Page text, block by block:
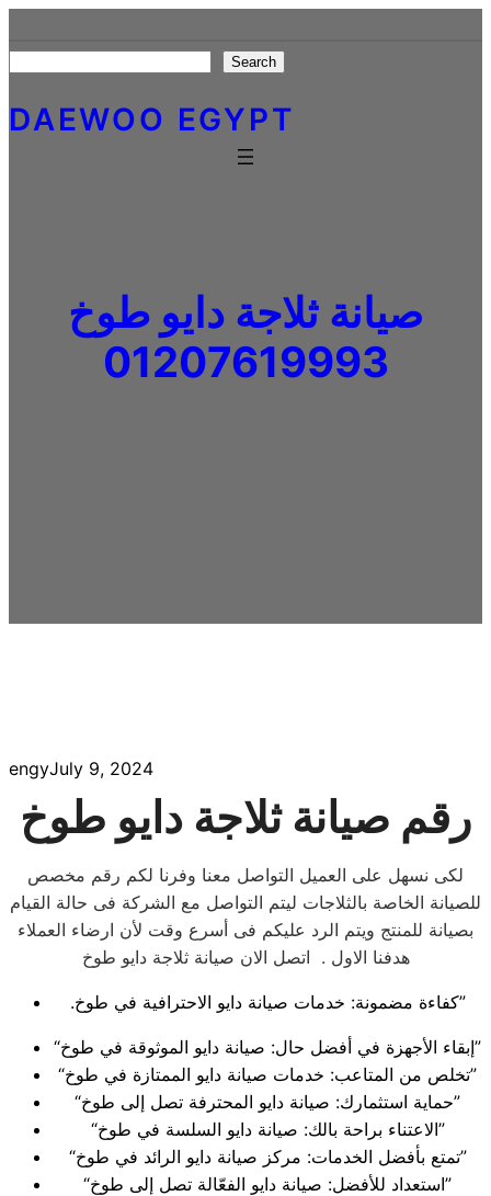
to
content
Search
DAEWOO EGYPT
صيانة ثلاجة دايو طوخ
01207619993
engyJuly 9, 2024
رقم صيانة ثلاجة دايو طوخ
لكى نسهل على العميل التواصل معنا وفرنا لكم رقم مخصص
للصيانة الخاصة بالثلاجات ليتم التواصل مع الشركة فى حالة القيام
بصيانة للمنتج ويتم الرد عليكم فى أسرع وقت لأن ارضاء العملاء
هدفنا الاول . اتصل الان صيانة ثلاجة دايو طوخ
.كفاءة مضمونة: خدمات صيانة دايو الاحترافية في طوخ”
“إبقاء الأجهزة في أفضل حال: صيانة دايو الموثوقة في طوخ”
“تخلص من المتاعب: خدمات صيانة دايو الممتازة في طوخ”
“حماية استثمارك: صيانة دايو المحترفة تصل إلى طوخ”
“الاعتناء براحة بالك: صيانة دايو السلسة في طوخ”
“تمتع بأفضل الخدمات: مركز صيانة دايو الرائد في طوخ”
“استعداد للأفضل: صيانة دايو الفعّالة تصل إلى طوخ”